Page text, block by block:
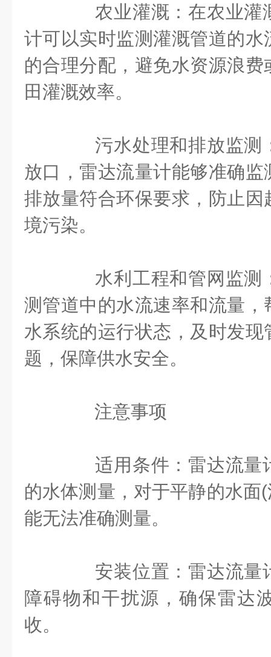
农业灌溉：在农业灌
计可以实时监测灌溉管道的
的合理分配，避免水资源浪
田灌溉效率。
污水处理和排放监测
放口，雷达流量计能够准确
排放量符合环保要求，防止
境污染。
水利工程和管网监测
测管道中的水流速率和流量
水系统的运行状态，及时发
题，保障供水安全。
注意事项
适用条件：雷达流量
的水体测量，对于平静的水面
能无法准确测量。
安装位置：雷达流量
障碍物和干扰源，确保雷达
收。